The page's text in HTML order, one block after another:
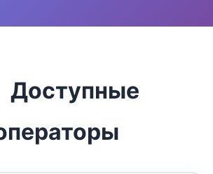
Доступные